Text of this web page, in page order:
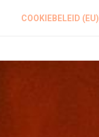
COOKIEBELEID (EU)